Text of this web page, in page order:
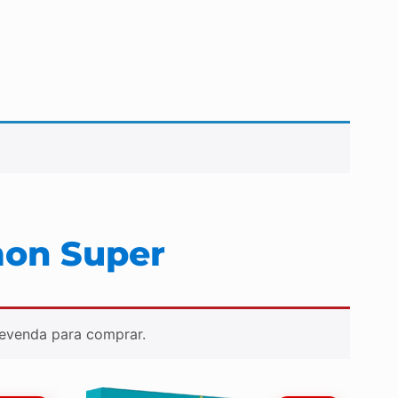
Super
para comprar.